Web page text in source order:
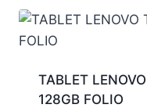
TABLET
128GB FOLIO